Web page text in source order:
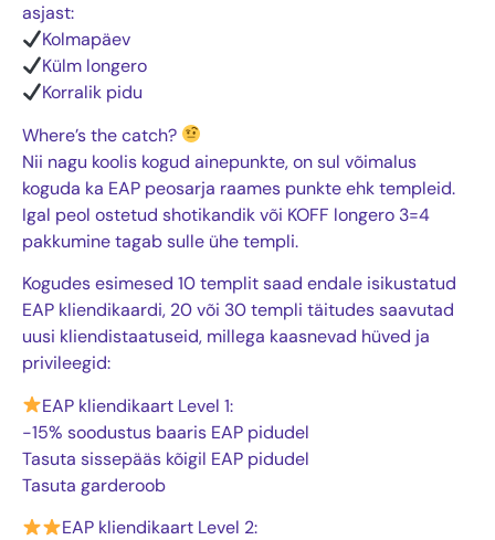
asjast:
Kolmapäev
Külm longero
Korralik pidu
Where’s the catch?
Nii nagu koolis kogud ainepunkte, on sul võimalus
koguda ka EAP peosarja raames punkte ehk templeid.
Igal peol ostetud shotikandik või KOFF longero 3=4
pakkumine tagab sulle ühe templi.
Kogudes esimesed 10 templit saad endale isikustatud
EAP kliendikaardi, 20 või 30 templi täitudes saavutad
uusi kliendistaatuseid, millega kaasnevad hüved ja
privileegid:
EAP kliendikaart Level 1:
-15% soodustus baaris EAP pidudel
Tasuta sissepääs kõigil EAP pidudel
Tasuta garderoob
EAP kliendikaart Level 2: